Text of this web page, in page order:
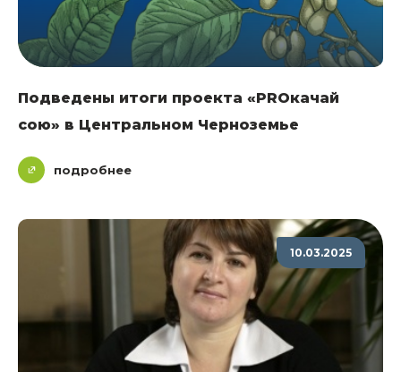
Подведены итоги проекта «PROкачай
сою» в Центральном Черноземье
подробнее
10.03.2025